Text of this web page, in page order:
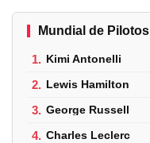
Mundial de Pilotos
1. Kimi Antonelli
2. Lewis Hamilton
3. George Russell
4. Charles Leclerc